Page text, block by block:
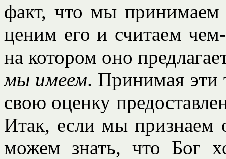
факт, что мы принимаем
ценим его и считаем
на котором оно
мы имеем. Принимая эти
свою оценку
Итак, если мы
можем знать, что Бог